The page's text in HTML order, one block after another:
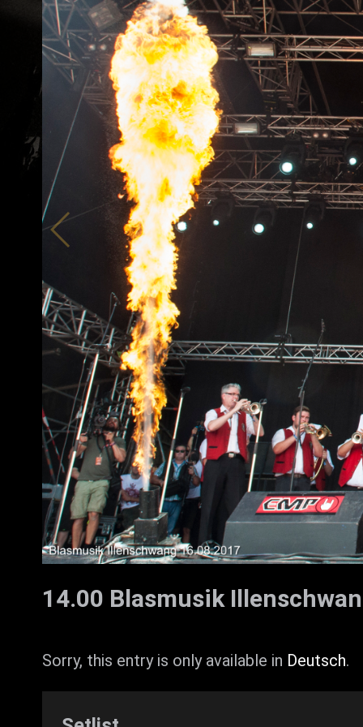
ZUM SHOP
Kontakt
BARRIEREFREIHEIT
Rückblicke
Galerien
14.00 Blasmusik
Sorry, this entry is only available in Deutsch.